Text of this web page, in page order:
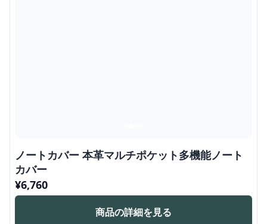
ノートカバー 本革マルチポケット多機能ノート
カバー
¥6,760
商品の詳細を見る